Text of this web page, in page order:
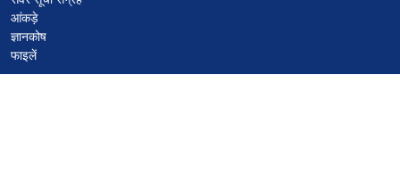
आंकड़े
ज्ञानकोष
फाइलें